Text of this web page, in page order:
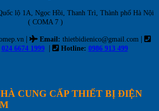
lộ 1A, Ngọc Hồi, Thanh Trì, Thành phố Hà Nội
( COMA 7 )
| Email: thietbidienico@gmail.com |
024 6674 1999 | Hotline: 0986 913 499
CUNG CẤP THIẾT BỊ ĐIỆN